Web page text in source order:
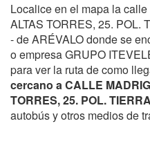
Localice en el mapa la
ALTAS TORRES, 25. POL.
- de ARÉVALO donde se
o empresa GRUPO
para ver la ruta de como
cercano a CALLE
TORRES, 25. POL.
autobús y otros medios de